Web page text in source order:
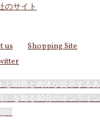
のサイト
us
Shopping Site
と細胞と肉体が提示するあ
）を知る90分のオンライン
始